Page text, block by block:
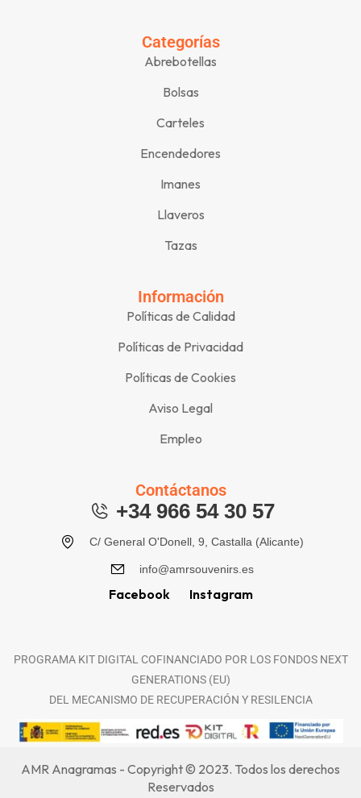
Categorías
Abrebotellas
Bolsas
Carteles
Encendedores
Imanes
Llaveros
Tazas
Información
Políticas de Calidad
Políticas de Privacidad
Políticas de Cookies
Aviso Legal
Empleo
Contáctanos
+34 966 54 30 57
C/ General O'Donell, 9, Castalla (Alicante)
info@amrsouvenirs.es
Facebook Instagram
PROGRAMA KIT DIGITAL COFINANCIADO POR LOS FONDOS NEXT
GENERATIONS (EU)
DEL MECANISMO DE RECUPERACIÓN Y RESILENCIA
AMR Anagramas - Copyright © 2023. Todos los derechos
Reservados